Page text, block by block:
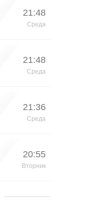
21:48
Среда
21:48
Среда
21:36
Среда
20:55
Вторник